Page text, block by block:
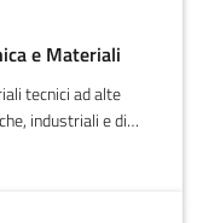
e Materiali
tecnici ad alte
industriali e di